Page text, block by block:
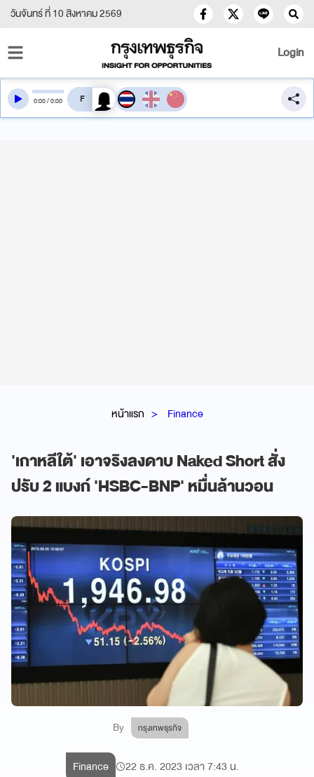
วันจันทร์ ที่ 10 สิงหาคม 2569
Login
หน้าแรก Finance
'เกาหลีใต้' เอาจริงลงดาบ Naked Short สั่ง
ปรับ 2 แบงก์ 'HSBC-BNP' หมื่นล้านวอน
By กรุงเทพธุรกิจ
0:00/0:00 สลับเสียงอ่าน
Finance 22 ธ.ค. 2023 เวลา 7:43 น.